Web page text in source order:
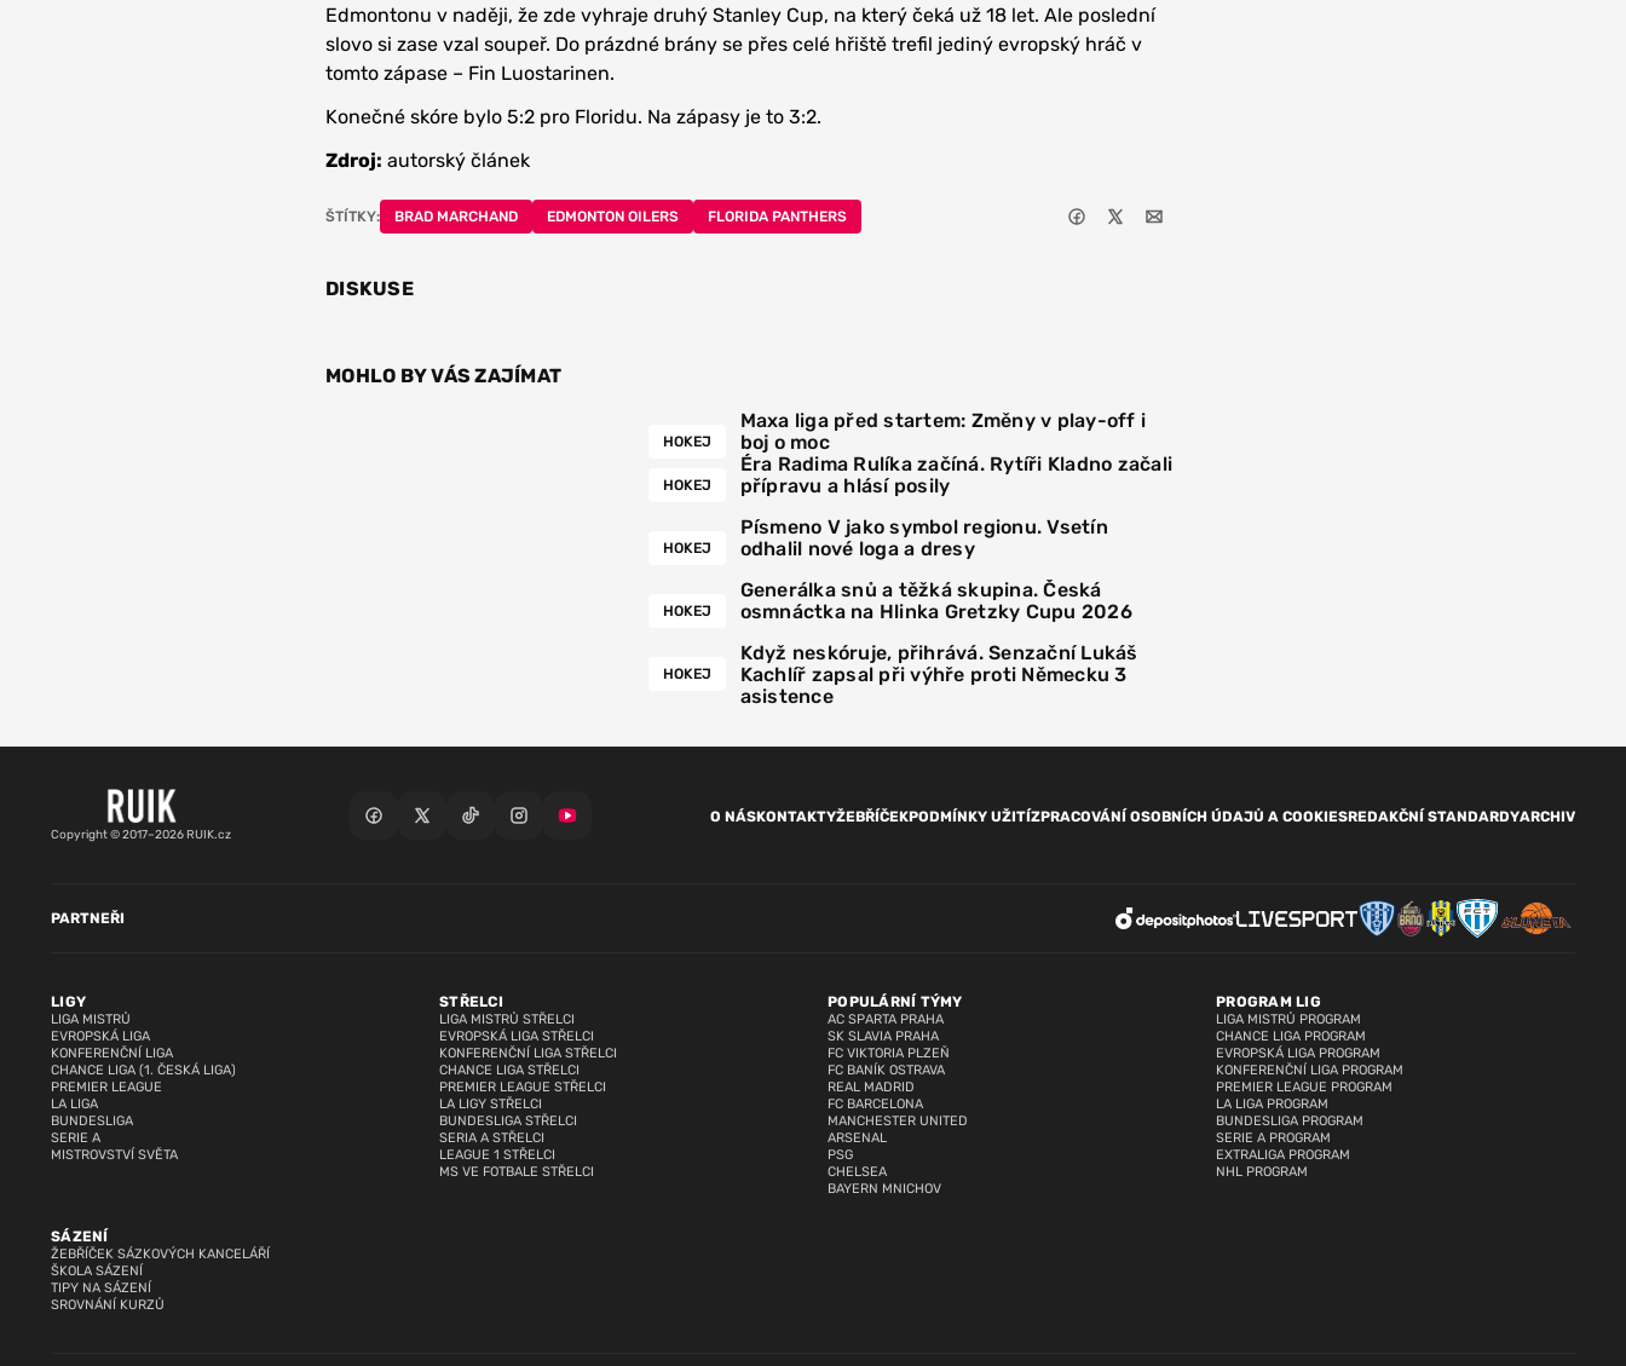
Edmontonu v naději, že zde vyhraje druhý Stanley Cup, na který čeká už 18 let. Ale poslední
slovo si zase vzal soupeř. Do prázdné brány se přes celé hřiště trefil jediný evropský hráč v
tomto zápase – Fin Luostarinen.
Konečné skóre bylo 5:2 pro Floridu. Na zápasy je to 3:2.
Zdroj: autorský článek
ŠTÍTKY: BRAD MARCHAND EDMONTON OILERS FLORIDA PANTHERS
DISKUSE
MOHLO BY VÁS ZAJÍMAT
HOKEJ
Maxa liga před startem: Změny v play-off i
boj o moc
HOKEJ
Éra Radima Rulíka začíná. Rytíři Kladno začali
přípravu a hlásí posily
HOKEJ
Písmeno V jako symbol regionu. Vsetín
odhalil nové loga a dresy
HOKEJ
Generálka snů a těžká skupina. Česká
osmnáctka na Hlinka Gretzky Cupu 2026
HOKEJ
Když neskóruje, přihrává. Senzační Lukáš
Kachlíř zapsal při výhře proti Německu 3
asistence
Copyright © 2017–2026 RUIK.cz
O NÁSKONTAKTYŽEBŘÍČEKPODMÍNKY UŽITÍZPRACOVÁNÍ OSOBNÍCH ÚDAJŮ A COOKIESREDAKČNÍ STANDARDYARCHIV
LIGY
LIGA MISTRŮ
EVROPSKÁ LIGA
KONFERENČNÍ LIGA
CHANCE LIGA (1. ČESKÁ LIGA)
PREMIER LEAGUE
LA LIGA
BUNDESLIGA
SERIE A
MISTROVSTVÍ SVĚTA
STŘELCI
LIGA MISTRŮ STŘELCI
EVROPSKÁ LIGA STŘELCI
KONFERENČNÍ LIGA STŘELCI
CHANCE LIGA STŘELCI
PREMIER LEAGUE STŘELCI
LA LIGY STŘELCI
BUNDESLIGA STŘELCI
SERIA A STŘELCI
LEAGUE 1 STŘELCI
MS VE FOTBALE STŘELCI
POPULÁRNÍ TÝMY
AC SPARTA PRAHA
SK SLAVIA PRAHA
FC VIKTORIA PLZEŇ
FC BANÍK OSTRAVA
REAL MADRID
FC BARCELONA
MANCHESTER UNITED
ARSENAL
PSG
CHELSEA
BAYERN MNICHOV
PROGRAM LIG
LIGA MISTRŮ PROGRAM
CHANCE LIGA PROGRAM
EVROPSKÁ LIGA PROGRAM
KONFERENČNÍ LIGA PROGRAM
PREMIER LEAGUE PROGRAM
LA LIGA PROGRAM
BUNDESLIGA PROGRAM
SERIE A PROGRAM
EXTRALIGA PROGRAM
NHL PROGRAM
SÁZENÍ
ŽEBŘÍČEK SÁZKOVÝCH KANCELÁŘÍ
ŠKOLA SÁZENÍ
TIPY NA SÁZENÍ
SROVNÁNÍ KURZŮ
PARTNEŘI